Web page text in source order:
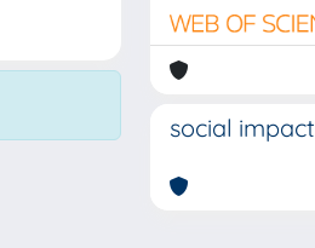
social impact